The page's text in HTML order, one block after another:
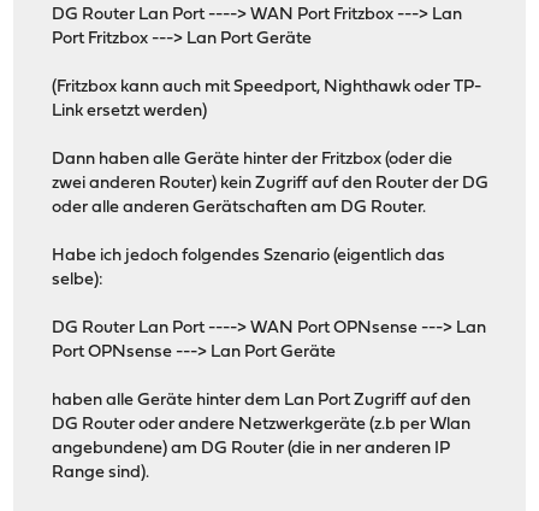
DG Router Lan Port ----> WAN Port Fritzbox ---> Lan
Port Fritzbox ---> Lan Port Geräte
(Fritzbox kann auch mit Speedport, Nighthawk oder TP-
Link ersetzt werden)
Dann haben alle Geräte hinter der Fritzbox (oder die
zwei anderen Router) kein Zugriff auf den Router der DG
oder alle anderen Gerätschaften am DG Router.
Habe ich jedoch folgendes Szenario (eigentlich das
selbe):
DG Router Lan Port ----> WAN Port OPNsense ---> Lan
Port OPNsense ---> Lan Port Geräte
haben alle Geräte hinter dem Lan Port Zugriff auf den
DG Router oder andere Netzwerkgeräte (z.b per Wlan
angebundene) am DG Router (die in ner anderen IP
Range sind).